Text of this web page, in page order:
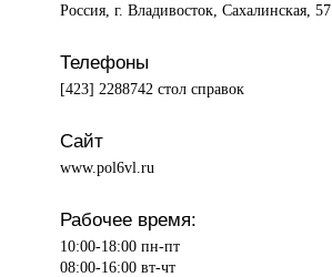
Россия, г. Владивосток, Сахалинская, 57
Телефоны
[423] 2288742 стол справок
Сайт
www.pol6vl.ru
Рабочее время:
10:00-18:00 пн-пт
08:00-16:00 вт-чт